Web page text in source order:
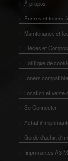
À propos
Encres et toners
Maintenance et
Pièces et
Politique de
Toners
Location et vente
Se Connecter
Achat
Guide d'achat
Imprimantes A3